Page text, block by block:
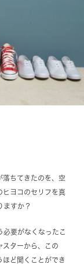
落ちてきたのを、空
ヒヨコのセリフを真
ますか？
要がなくなったこ
スターから、この
ほど聞くことができ